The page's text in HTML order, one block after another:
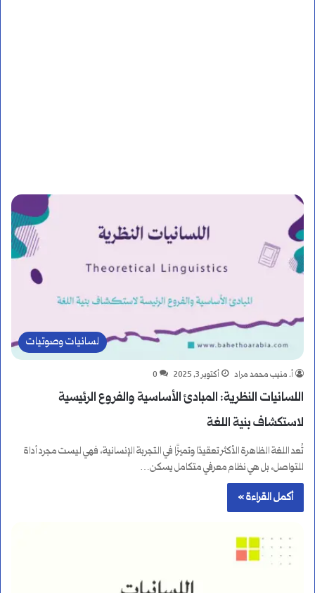
لسانيات وصوتيات
أ. منيب محمد مراد أكتوبر 3, 2025 0
اللسانيات النظرية: المبادئ الأساسية والفروع الرئيسية
لاستكشاف بنية اللغة
تُعد اللغة الظاهرة الأكثر تعقيدًا وتميزًا في التجربة الإنسانية، فهي ليست مجرد أداة
للتواصل، بل هي نظام معرفي متكامل يسكن…
أكمل القراءة »